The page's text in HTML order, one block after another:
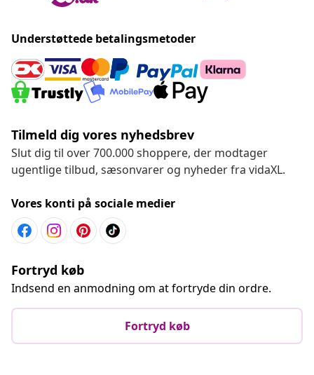
Understøttede betalingsmetoder
Tilmeld dig vores nyhedsbrev
Slut dig til over 700.000 shoppere, der modtager
ugentlige tilbud, sæsonvarer og nyheder fra vidaXL.
Vores konti på sociale medier
Fortryd køb
Indsend en anmodning om at fortryde din ordre.
Fortryd køb